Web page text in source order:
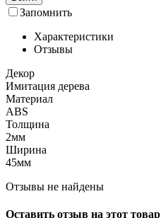
Запомнить
Характеристики
Отзывы
Декор
Имитация дерева
Материал
ABS
Толщина
2мм
Ширина
45мм
Отзывы не найдены
Оставить отзыв на этот товар